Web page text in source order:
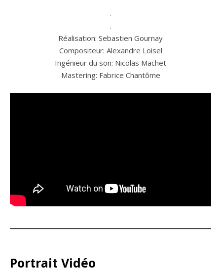
.
.
Réalisation: Sebastien Gournay
Compositeur: Alexandre Loisel
Ingénieur du son: Nicolas Machet
Mastering: Fabrice Chantôme
Portrait Vidéo